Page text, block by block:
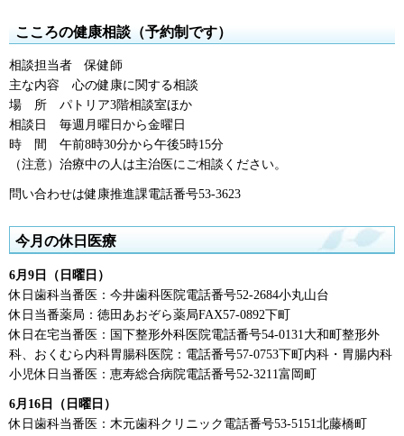
こころの健康相談（予約制です）
相談担当者 保健師
主な内容
心の健康に関する相談
場
所 パ トリア3階相談室ほか
相談日
毎週月曜日から金曜日
時
間 午前8時30分から午後5時15分
（注意）治療中の人は主治医にご相談ください。
問い合わせは健康推進課電話番号53-3623
今月の休日医療
6月9日（日曜日）
休日歯科当番医：今井歯科医院電話番号52-2684小丸山台
休日当番薬局：徳田あおぞら薬局FAX57-0892下町
休日在宅当番医：国下整形外科医院電話番号54-0131大和町整形外
科、おくむら内科胃腸科医院：電話番号57-0753下町内科・胃腸内科
小児休日当番医：恵寿総合病院電話番号52-3211富岡町
6月16日（日曜日）
休日歯科当番医：木元歯科クリニック電話番号53-5151北藤橋町